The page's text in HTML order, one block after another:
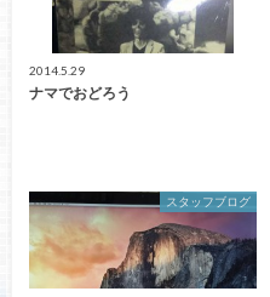
2014.5.29
ナマでおどろう
スタッフブログ